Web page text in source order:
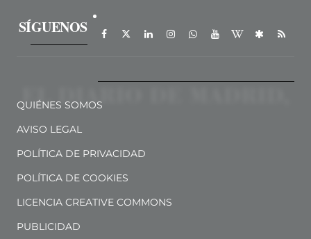
SÍGUENOS
QUIÉNES SOMOS
AVISO LEGAL
POLÍTICA DE PRIVACIDAD
POLÍTICA DE COOKIES
LICENCIA CREATIVE COMMONS
PUBLICIDAD